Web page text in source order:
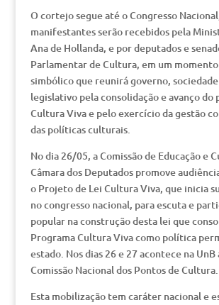
O cortejo segue até o Congresso
manifestantes serão recebidos pela
Ana de Hollanda, e por deputados e
Parlamentar de Cultura, em um
simbólico que reunirá governo,
legislativo pela consolidação e avanço do
Cultura Viva e pelo exercício da gestão
das políticas culturais.
No dia 26/05, a Comissão de Educação e
Câmara dos Deputados promove
o Projeto de Lei Cultura Viva, que inicia
no congresso nacional, para escuta e
popular na construção desta lei que
Programa Cultura Viva como política
estado. Nos dias 26 e 27 acontece na UnB
Comissão Nacional dos Pontos de Cultura.
Esta mobilização tem caráter nacional e